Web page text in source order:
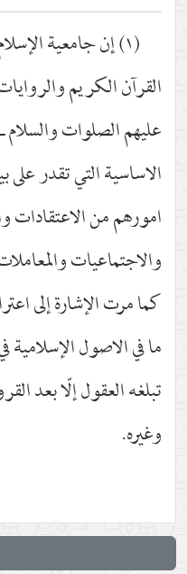
(١) إن جامعية
القرآن الكريم
عليهم الصلوات والسلام
الاساسية التي تقدر
امورهم من الاعتقادات
والاجتماعيات
كما مرت الإشارة إلى
ما في الاصول
تبلغه العقول إلّا بعد
وغيره.